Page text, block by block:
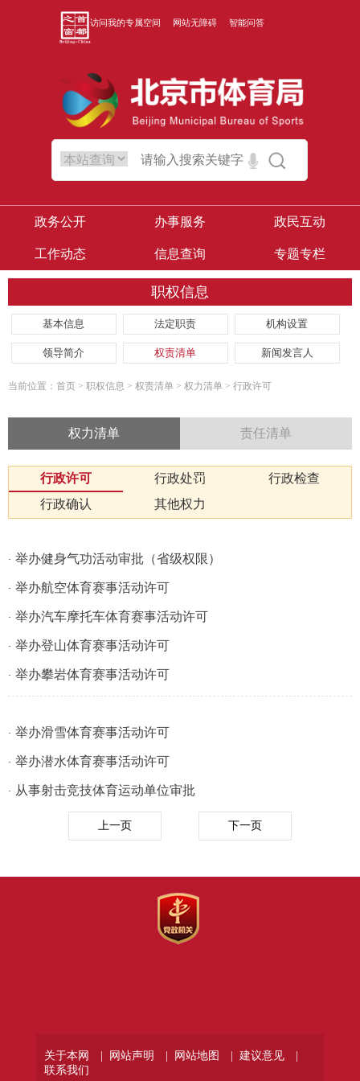
访问我的专属空间 网站无障碍 智能问答
政务公开 办事服务 政民互动
工作动态 信息查询 专题专栏
职权信息
基本信息 法定职责 机构设置
领导简介 权责清单 新闻发言人
当前位置： 首页 > 职权信息 > 权责清单 > 权力清单 > 行政许可
权力清单 责任清单
行政许可 行政处罚
行政检查
行政确认
其他权力
· 举办健身气功活动审批（省级权限）
· 举办航空体育赛事活动许可
· 举办汽车摩托车体育赛事活动许可
· 举办登山体育赛事活动许可
· 举办攀岩体育赛事活动许可
· 举办滑雪体育赛事活动许可
· 举办潜水体育赛事活动许可
· 从事射击竞技体育运动单位审批
上一页 下一页
关于本网 | 网站声明 | 网站地图 |
建议意见 |
联系我们